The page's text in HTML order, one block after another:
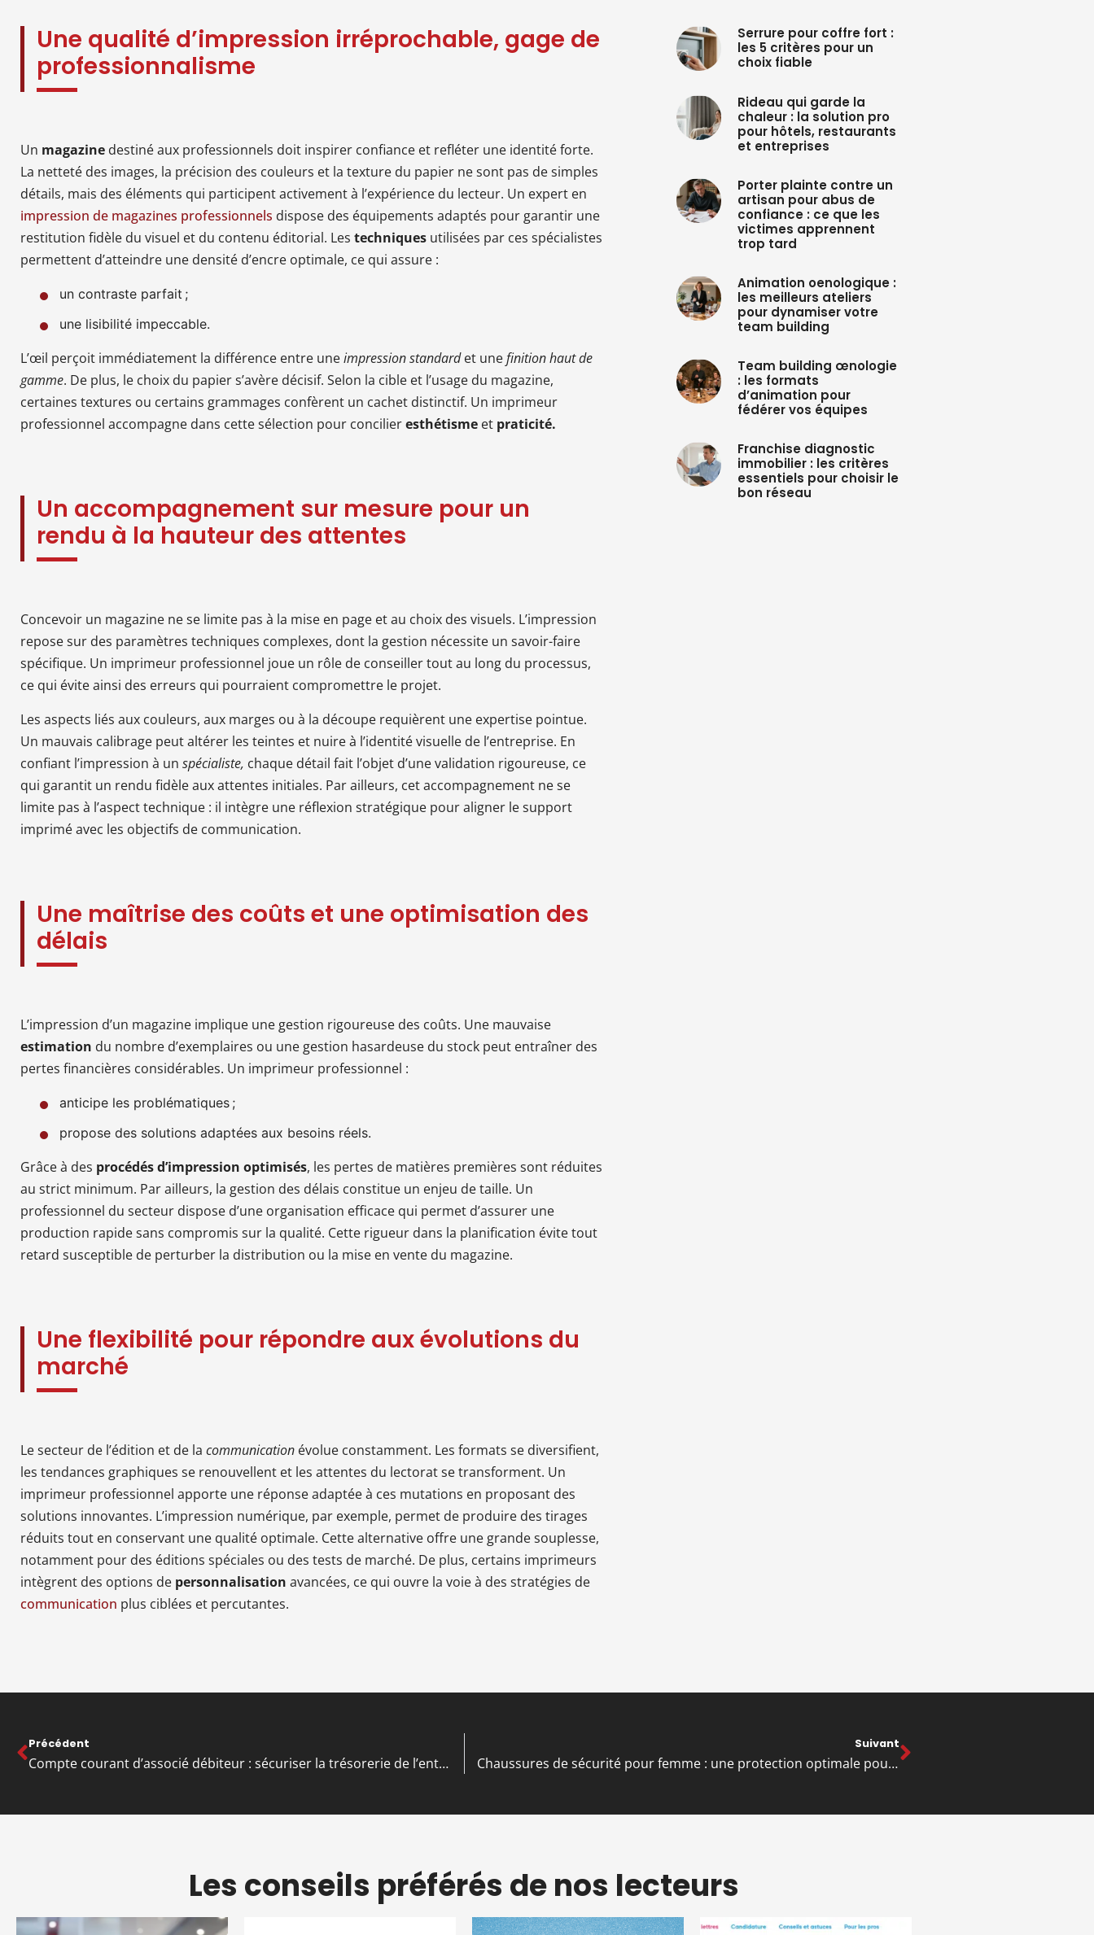
Une qualité d’impression irréprochable, gage de
professionnalisme
Un magazine destiné aux professionnels doit inspirer confiance et refléter une identité forte.
La netteté des images, la précision des couleurs et la texture du papier ne sont pas de simples
détails, mais des éléments qui participent activement à l’expérience du lecteur. Un expert en
impression de magazines professionnels dispose des équipements adaptés pour garantir une
restitution fidèle du visuel et du contenu éditorial. Les techniques utilisées par ces spécialistes
permettent d’atteindre une densité d’encre optimale, ce qui assure :
un contraste parfait ;
une lisibilité impeccable.
L’œil perçoit immédiatement la différence entre uneimpression standardet unefinition haut de
gamme. De plus, le choix du papier s’avère décisif. Selon la cible et l’usage du magazine,
certaines textures ou certains grammages confèrent un cachet distinctif. Un imprimeur
professionnel accompagne dans cette sélection pour concilieresthétisme et praticité.
Un accompagnement sur mesure pour un
rendu à la hauteur des attentes
Concevoir un magazine ne se limite pas à la mise en page et au choix des visuels. L’impression
repose sur des paramètres techniques complexes, dont la gestion nécessite un savoir-faire
spécifique. Un imprimeur professionnel joue un rôle de conseiller tout au long du processus,
ce qui évite ainsi des erreurs qui pourraient compromettre le projet.
Les aspects liés aux couleurs, aux marges ou à la découpe requièrent une expertise pointue.
Un mauvais calibrage peut altérer les teintes et nuire à l’identité visuelle de l’entreprise. En
confiant l’impression à un spécialiste, chaque détail fait l’objet d’une validation rigoureuse, ce
qui garantit un rendu fidèle aux attentes initiales. Par ailleurs, cet accompagnement ne se
limite pas à l’aspect technique : il intègre une réflexion stratégique pour aligner le support
imprimé avec les objectifs de communication.
Une maîtrise des coûts et une optimisation des
délais
L’impression d’un magazine implique une gestion rigoureuse des coûts. Une mauvaise
estimation du nombre d’exemplaires ou une gestion hasardeuse du stock peut entraîner des
pertes financières considérables. Un imprimeur professionnel :
anticipe les problématiques ;
propose des solutions adaptées aux besoins réels.
Grâce à des procédés d’impression optimisés, les pertes de matières premières sont réduites
au strict minimum. Par ailleurs, la gestion des délais constitue un enjeu de taille. Un
professionnel du secteur dispose d’une organisation efficace qui permet d’assurer une
production rapide sans compromis sur la qualité. Cette rigueur dans la planification évite tout
retard susceptible de perturber la distribution ou la mise en vente du magazine.
Une flexibilité pour répondre aux évolutions du
marché
Le secteur de l’édition et de la communication évolue constamment. Les formats se diversifient,
les tendances graphiques se renouvellent et les attentes du lectorat se transforment. Un
imprimeur professionnel apporte une réponse adaptée à ces mutations en proposant des
solutions innovantes. L’impression numérique, par exemple, permet de produire des tirages
réduits tout en conservant une qualité optimale. Cette alternative offre une grande souplesse,
notamment pour des éditions spéciales ou des tests de marché. De plus, certains imprimeurs
intègrent des options de personnalisation avancées, ce qui ouvre la voie à des stratégies de
communication plus ciblées et percutantes.
Serrure pour coffre fort :
les 5 critères pour un
choix fiable
Rideau qui garde la
chaleur : la solution pro
pour hôtels, restaurants
et entreprises
Porter plainte contre un
artisan pour abus de
confiance : ce que les
victimes apprennent
trop tard
Animation oenologique :
les meilleurs ateliers
pour dynamiser votre
team building
Team building œnologie
: les formats
d’animation pour
fédérer vos équipes
Franchise diagnostic
immobilier : les critères
essentiels pour choisir le
bon réseau
Précédent
Compte courant d’associé débiteur : sécuriser la trésorerie de l’entreprise
Suivant
Chaussures de sécurité pour femme : une protection optimale pour toutes les professionnelles
Les conseils préférés de nos lecteurs